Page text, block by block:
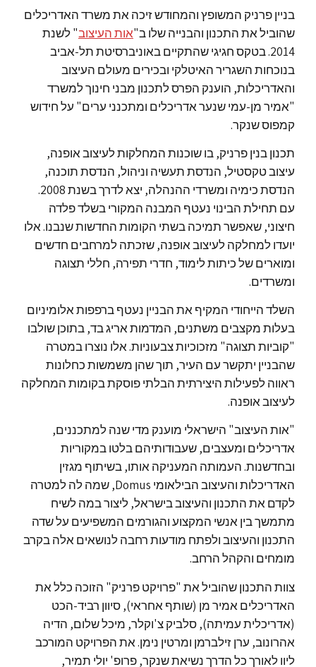
בניין פרניק המשופץ והמחודש זיכה את משרד האדריכלים
שהוביל את התכנון והבנייה שלו ב"אות העיצוב" לשנת
2014. בטקס חגיגי שהתקיים באוניברסיטת תל-אביב
בנוכחות השגריר האיטלקי ובכירים מעולם העיצוב
והאדריכלות, הוענק הפרס לתכנון מבני חינוך למשרד
"אמיר מן-עמי שנער אדריכלים ומתכנני ערים" על חידוש
קמפוס שנקר.
תכנון בנין פרניק, בו שוכנות המחלקות לעיצוב אופנה,
עיצוב טקסטיל, הנדסת תעשיה וניהול, הנדסת תוכנה,
הנדסת כימיה ומשרדי ההנהלה, יצא לדרך בשנת 2008.
עם תחילת הבינוי נעטף המבנה המקורי בשלד פלדה
חיצוני, שאפשר תמיכה בשתי הקומות החדשות שנבנו. אלו
יועדו למחלקה לעיצוב אופנה, שזכתה למרחבים חדשים
ומוארים של כיתות לימוד, חדרי תפירה, חללי תצוגה
ומשרדים.
השלד הייחודי המקיף את הבניין נעטף ברפפות אלומיניום
בעלות מקצבים משתנים, המדמות אריג בד, בתוכן שולבו
"קוביות תצוגה" מזכוכיות צבעוניות. אלו נוצרו במטרה
שהבניין יתקשר עם העיר, תוך שהן משמשות כחלונות
ראווה לפעילות היצירתית הבלתי פוסקת בקומות המחלקה
לעיצוב אופנה.
"אות העיצוב" הישראלי מוענק מדי שנה למתכננים,
אדריכלים ומעצבים, שעבודותיהם בלטו במקוריות
ובחדשנות. העמותה המעניקה אותו, בשיתוף מגזין
האדריכלות והעיצוב הבילאומי Domus, שמה לה למטרה
לקדם את התכנון והעיצוב בישראל, ליצור במה לשיח
מתמשך בין אנשי המקצוע והגורמים המשפיעים על שדה
התכנון והעיצוב ולפתח מודעות רחבה לנושאים אלה בקרב
מומחים והקהל הרחב.
צוות התכנון שהוביל את "פרויקט פרניק" הזוכה כלל את
האדריכלים אמיר מן (שותף אחראי), סיוון רביד-הכט
(אדריכלית עמיתה), סלביק צ'וקלר, מיכל שלום, הדיה
אהרונוב, ערן זילברמן ומרטין נימן. את הפרויקט המורכב
ליוו לאורך כל הדרך נשיאת שנקר, פרופ' יולי תמיר,